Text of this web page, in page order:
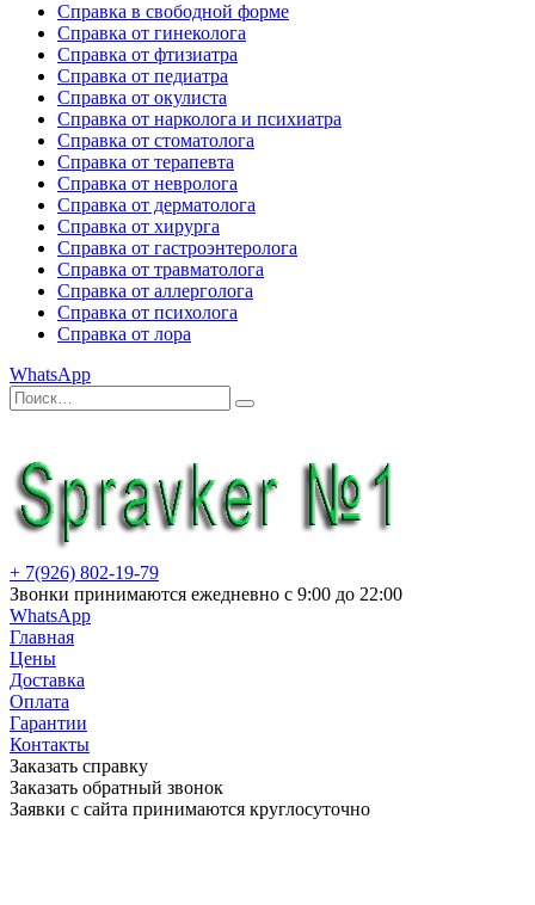
Справка в свободной форме
Справка от гинеколога
Справка от фтизиатра
Справка от педиатра
Справка от окулиста
Справка от нарколога и психиатра
Справка от стоматолога
Справка от терапевта
Справка от невролога
Справка от дерматолога
Справка от хирурга
Справка от гастроэнтеролога
Справка от травматолога
Справка от аллерголога
Справка от психолога
Справка от лора
WhatsApp
Искать:
Поиск
+ 7(926) 802-19-79
Звонки принимаются ежедневно с 9:00 до 22:00
WhatsApp
Главная
Цены
Доставка
Оплата
Гарантии
Контакты
Заказать справку
Заказать обратный звонок
Заявки с сайта принимаются круглосуточно